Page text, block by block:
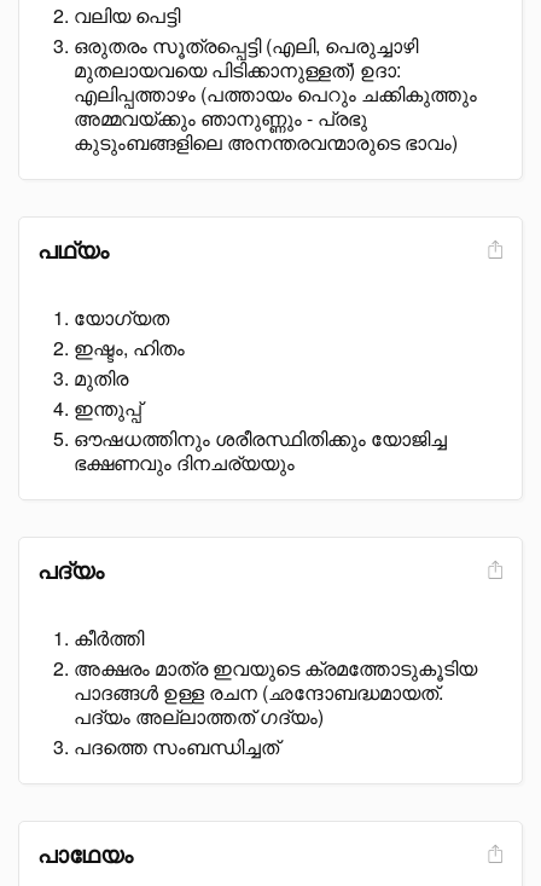
വലിയ പെട്ടി
ഒരുതരം സൂത്രപ്പെട്ടി (എലി, പെരുച്ചാഴി
മുതലായവയെ പിടിക്കാനുള്ളത്) ഉദാ:
എലിപ്പത്താഴം (പത്തായം പെറും ചക്കികുത്തും
അമ്മവയ്ക്കും ഞാനുണ്ണും - പ്രഭു
കുടുംബങ്ങളിലെ അനന്തരവന്മാരുടെ ഭാവം)
പഥ്യം
യോഗ്യത
ഇഷ്ടം, ഹിതം
മുതിര
ഇന്തുപ്പ്
ഔഷധത്തിനും ശരീരസ്ഥിതിക്കും യോജിച്ച
ഭക്ഷണവും ദിനചര്യയും
പദ്യം
കീർത്തി
അക്ഷരം മാത്ര ഇവയുടെ ക്രമത്തോടുകൂടിയ
പാദങ്ങൾ ഉള്ള രചന (ഛന്ദോബദ്ധമായത്.
പദ്യം അല്ലാത്തത് ഗദ്യം)
പദത്തെ സംബന്ധിച്ചത്
പാഥേയം